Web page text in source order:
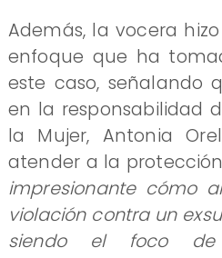
Además, la vocera
enfoque que ha
este caso, señalando
en la responsabilidad
la Mujer, Antonia
atender a la
impresionante cómo
violación contra un
siendo el foco